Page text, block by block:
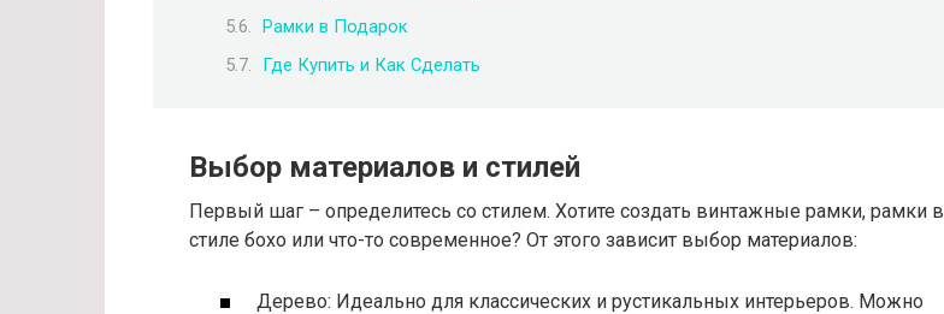
Рамки в Подарок
Где Купить и Как Сделать
Выбор материалов и стилей
Первый шаг – определитесь со стилем. Хотите создать винтажные рамки, рамки в
стиле бохо или что-то современное? От этого зависит выбор материалов:
Дерево: Идеально для классических и рустикальных интерьеров. Можно